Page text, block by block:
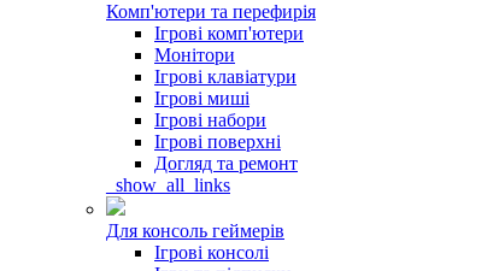
Комп'ютери та перефирія
Ігрові комп'ютери
Монітори
Ігрові клавіатури
Ігрові миші
Ігрові набори
Ігрові поверхні
Догляд та ремонт
_show_all_links
Для консоль геймерів
Ігрові консолі